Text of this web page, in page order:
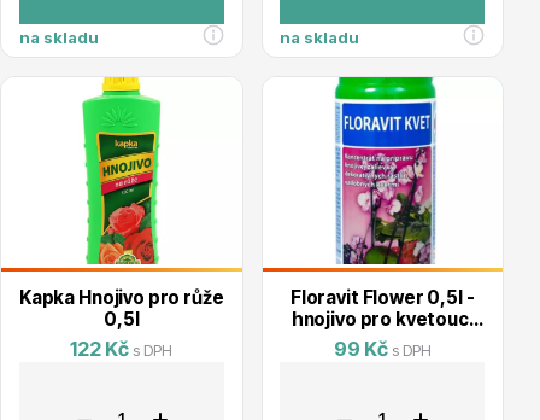
Drobná ovoce
Substráty, hnojiva, kůra
na skladu na skladu
Kapka Hnojivo pro růže
0,5l
122 Kč s DPH
Floravit Flower 0,5l -
hnojivo pro kvetoucí
rostliny
99 Kč s DPH